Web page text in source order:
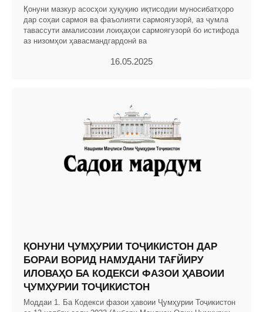
Қонуни мазкур асосҳои ҳуқуқию иқтисодии муносибатҳоро
дар соҳаи сармоя ва фаъолияти сармоягузорӣ, аз ҷумла
тавассути амалисозии лоиҳаҳои сармоягузорӣ бо истифода
аз низомҳои ҳавасмандгардонӣ ва
16.05.2025
ҚОНУНИ ҶУМҲУРИИ ТОҶИКИСТОН ДАР
БОРАИ ВОРИД НАМУДАНИ ТАҒЙИРУ
ИЛОВАҲО БА КОДЕКСИ ФАЗОИ ҲАВОИИ
ҶУМҲУРИИ ТОҶИКИСТОН
Моддаи 1. Ба Кодекси фазои ҳавоии Ҷумҳурии Тоҷикистон